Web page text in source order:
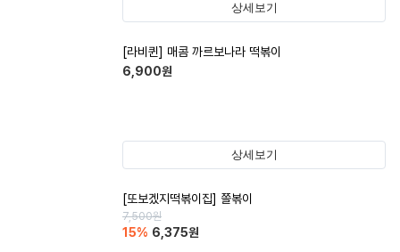
상세보기
[라비퀸] 매콤 까르보나라 떡볶이
6,900원
상세보기
[또보겠지떡볶이집] 쫄볶이
7,500원
15% 6,375원